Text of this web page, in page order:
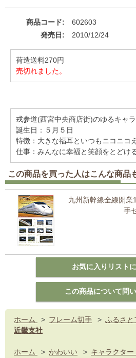
商品コード
602603
発売日
2010/12/24
荷造送料270円
売切れました。
戎参道(西宮中央商店街)のゆるキャラ
誕生日：５月５日
特徴：大きな福耳といつもニコニコ
仕事：みんなに幸福と笑顔をとどけ
この商品を買った人はこんな商品
九州新幹線全線開業
手
ホーム > フレーム切手 > ふるさと
近畿支社
ホーム > かわいい > キャラクター